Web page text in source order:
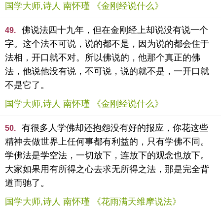
国学大师,诗人 南怀瑾 《金刚经说什么》
49.
佛说法四十九年，但在金刚经上却说没有说一个
字。这个法不可说，说的都不是，因为说的都会住于
法相，开口就不对。所以佛说的，他那个真正的佛
法，他说他没有说，不可说，说的就不是，一开口就
不是它了。
国学大师,诗人 南怀瑾 《金刚经说什么》
50.
有很多人学佛却还抱怨没有好的报应，你花这些
精神去做世界上任何事都有利益的，只有学佛不同。
学佛法是学空法，一切放下，连放下的观念也放下。
大家如果用有所得之心去求无所得之法，那是完全背
道而驰了。
国学大师,诗人 南怀瑾 《花雨满天维摩说法》